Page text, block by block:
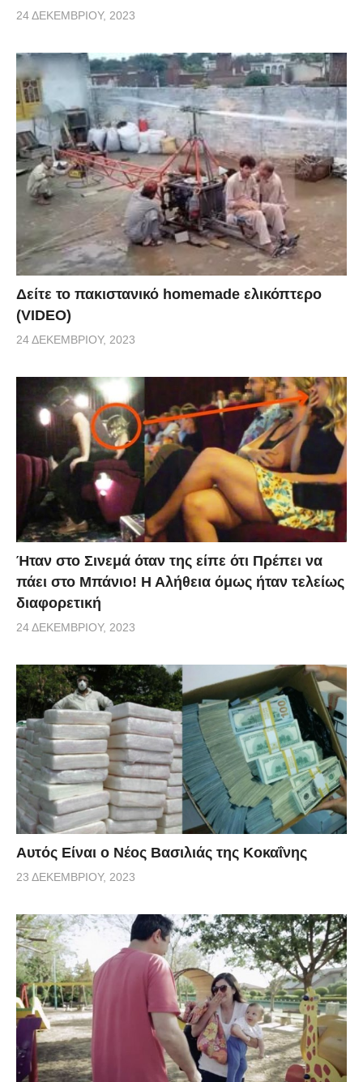
24 ΔΕΚΕΜΒΡΊΟΥ, 2023
Δείτε το πακιστανικό homemade ελικόπτερο
(VIDEO)
24 ΔΕΚΕΜΒΡΊΟΥ, 2023
Ήταν στο Σινεμά όταν της είπε ότι Πρέπει να
πάει στο Μπάνιο! Η Αλήθεια όμως ήταν τελείως
διαφορετική
24 ΔΕΚΕΜΒΡΊΟΥ, 2023
Αυτός Είναι ο Νέος Βασιλιάς της Κοκαΐνης
23 ΔΕΚΕΜΒΡΊΟΥ, 2023